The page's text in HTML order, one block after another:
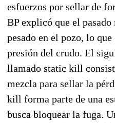
esfuerzos por sellar de
BP explicó que el
pesado en el pozo, lo
presión del crudo. El
llamado static kill
mezcla para sellar la
kill forma parte de una
busca bloquear la fuga.